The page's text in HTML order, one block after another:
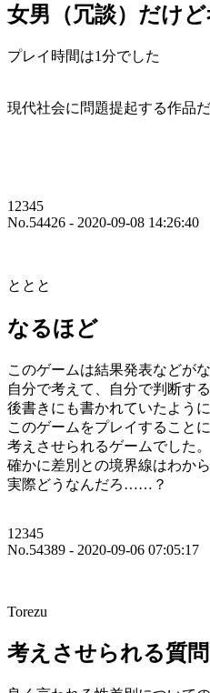
女男（冗談）だけ
プレイ時間は1分でした
現代社会に問題提起する作品
12345
No.54426 - 2020-09-08 14:26:40
ととと
なるほど
このゲームは結果発表などがな
自分で考えて、自分で判断す
後書きにも書かれていたように
このゲームをプレイすること
考えさせられるゲームでした。
確かに差別との境界線はわか
実際どうなんだろ……？
12345
No.54389 - 2020-09-06 07:05:17
Torezu
考えさせられる質問